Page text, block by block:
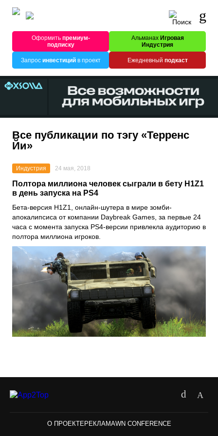
Оформитьпремиум-
подписку
Альманах Игровая
Индустрия
Запрос инвестицийв проект Ежедневный подкаст
Все публикации по тэгу «Терренс
Йи»
Индустрия 24 мая, 2018
Полтора миллиона человек сыграли в бету H1Z1
в день запуска на PS4
Бета-версия H1Z1, онлайн-шутера в мире зомби-
апокалипсиса от компании Daybreak Games, за первые 24
часа с момента запуска PS4-версии привлекла аудиторию в
полтора миллиона игроков.
О ПРОЕКТЕРЕКЛАМАWN CONFERENCE